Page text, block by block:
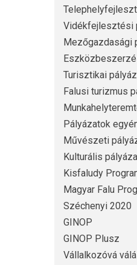
Vidékfejlesztési
Mezőgazdasági
Turisztikai
Falusi turizmus
Pályázatok
Művészeti
Kulturális
Kisfaludy
Magyar Falu
Széchenyi 2020
GINOP
GINOP Plusz
Vállalkozóvá